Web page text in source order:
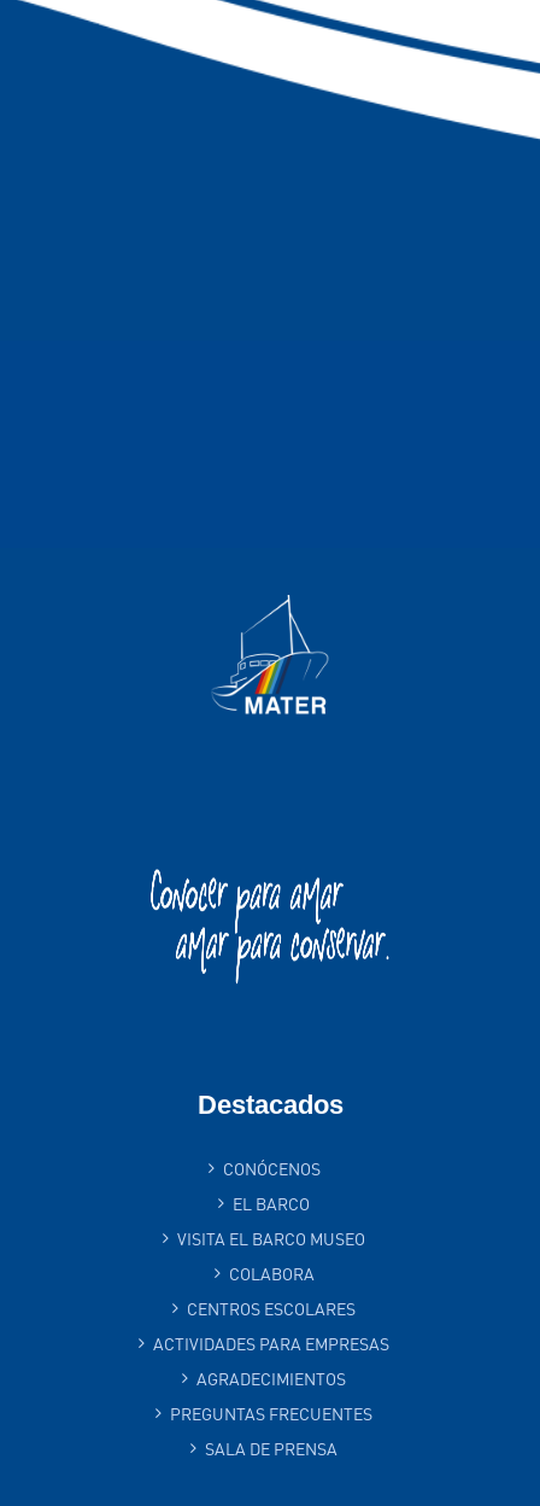
Destacados
CONÓCENOS
EL BARCO
VISITA EL BARCO MUSEO
COLABORA
CENTROS ESCOLARES
ACTIVIDADES PARA EMPRESAS
AGRADECIMIENTOS
PREGUNTAS FRECUENTES
SALA DE PRENSA